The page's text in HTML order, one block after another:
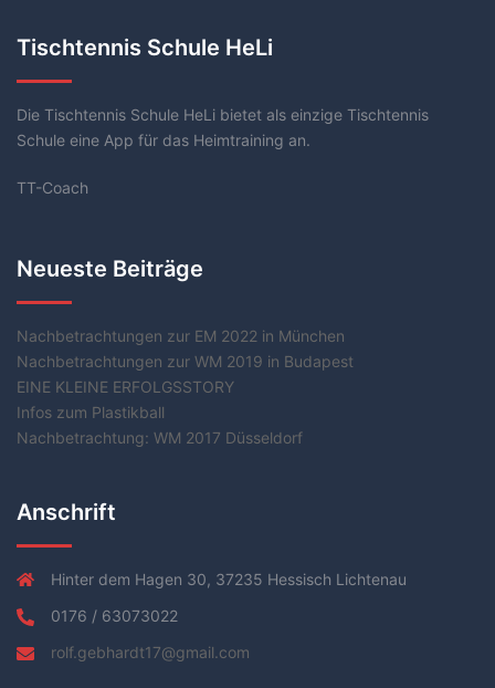
Tischtennis Schule HeLi
Die Tischtennis Schule HeLi bietet als einzige Tischtennis
Schule eine App für das Heimtraining an.
TT-Coach
Neueste Beiträge
Nachbetrachtungen zur EM 2022 in München
Nachbetrachtungen zur WM 2019 in Budapest
EINE KLEINE ERFOLGSSTORY
Infos zum Plastikball
Nachbetrachtung: WM 2017 Düsseldorf
Anschrift
Hinter dem Hagen 30, 37235 Hessisch Lichtenau
0176 / 63073022
rolf.gebhardt17@gmail.com